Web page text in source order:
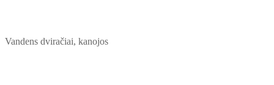
Vandens dviračiai, kanojos